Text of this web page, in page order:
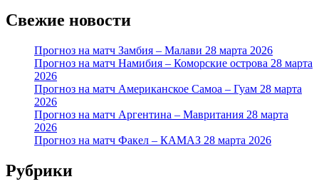
Свежие новости
Прогноз на матч Замбия – Малави 28 марта 2026
Прогноз на матч Намибия – Коморские острова 28 марта
2026
Прогноз на матч Американское Самоа – Гуам 28 марта
2026
Прогноз на матч Аргентина – Мавритания 28 марта
2026
Прогноз на матч Факел – КАМАЗ 28 марта 2026
Рубрики